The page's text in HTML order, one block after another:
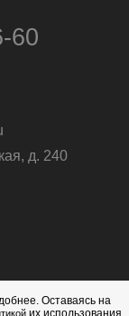
60
д. 240
Оставаясь на
их использования